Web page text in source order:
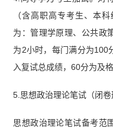
（含高职高专考生、本
为：管理学原理、公共政
为2小时，每门满分为100
入复试总成绩，60分为及
5.思想政治理论笔试（闭卷
思想政治理论笔试备考范